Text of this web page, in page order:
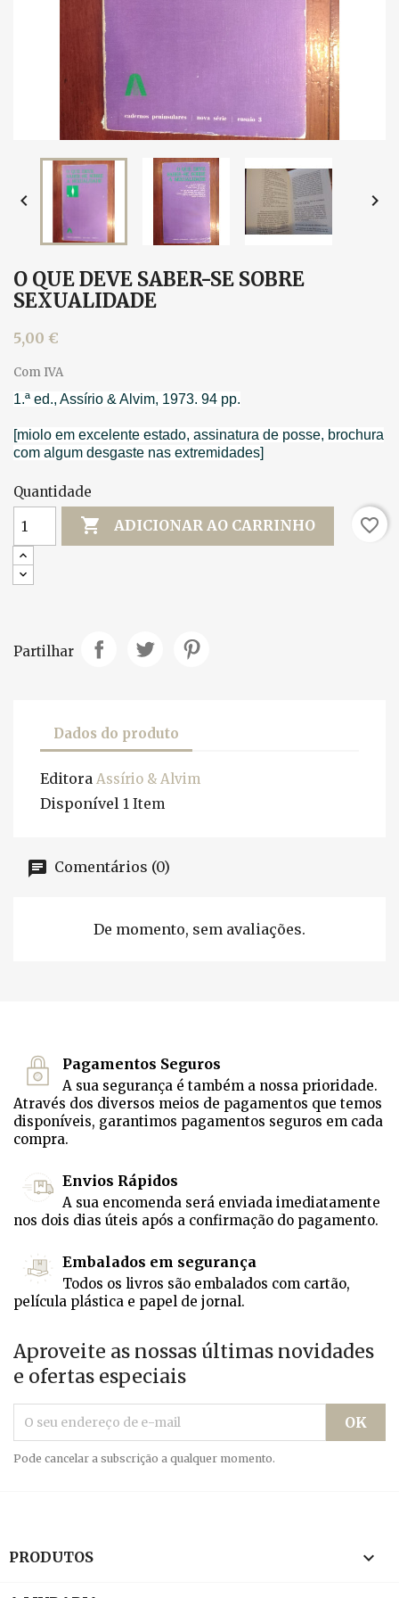
 
O QUE DEVE SABER-SE SOBRE
SEXUALIDADE
5,00 €
Com IVA
1.ª ed., Assírio & Alvim, 1973. 94 pp.
[miolo em excelente estado, assinatura de posse, brochura
com algum desgaste nas extremidades]
Quantidade
 ADICIONAR AO CARRINHO favorite_border
Partilhar
Dados do produto
Editora Assírio & Alvim
Disponível 1 Item
Comentários (0)
De momento, sem avaliações.
Pagamentos Seguros
A sua segurança é também a nossa prioridade.
Através dos diversos meios de pagamentos que temos
disponíveis, garantimos pagamentos seguros em cada
compra.
Envios Rápidos
A sua encomenda será enviada imediatamente
nos dois dias úteis após a confirmação do pagamento.
Embalados em segurança
Todos os livros são embalados com cartão,
película plástica e papel de jornal.
Aproveite as nossas últimas novidades
e ofertas especiais
Pode cancelar a subscrição a qualquer momento.
PRODUTOS 